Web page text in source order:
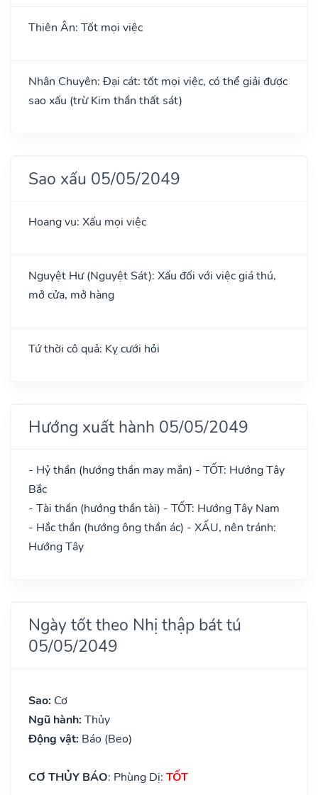
Thiên Ân: Tốt mọi việc
Nhân Chuyên: Đại cát: tốt mọi việc, có thể giải được
sao xấu (trừ Kim thần thất sát)
Sao xấu 05/05/2049
Hoang vu: Xấu mọi việc
Nguyệt Hư (Nguyệt Sát): Xấu đối với việc giá thú,
mở cửa, mở hàng
Tứ thời cô quả: Kỵ cưới hỏi
Hướng xuất hành 05/05/2049
- Hỷ thần (hướng thần may mắn) - TỐT: Hướng Tây
Bắc
- Tài thần (hướng thần tài) - TỐT: Hướng Tây Nam
- Hắc thần (hướng ông thần ác) - XẤU, nên tránh:
Hướng Tây
Ngày tốt theo Nhị thập bát tú
05/05/2049
Sao: Cơ
Ngũ hành: Thủy
Động vật: Báo (Beo)
CƠ THỦY BÁO: Phùng Dị: TỐT